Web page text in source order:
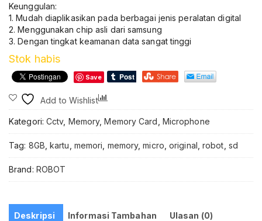
Keunggulan:
1. Mudah diaplikasikan pada berbagai jenis peralatan digital
2. Menggunakan chip asli dari samsung
3. Dengan tingkat keamanan data sangat tinggi
Stok habis
Save
Add to Wishlist
Kategori: Cctv, Memory,Memory Card Microphone
Tag: 8GB ,kartu memori memory,micro ,original ,robot sd
Brand: ROBOT
Deskripsi Informasi Tambahan Ulasan (0)